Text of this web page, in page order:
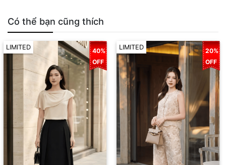
Có thể bạn cũng thích
LIMITED
40%
OFF
LIMITED
20%
OFF